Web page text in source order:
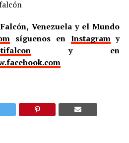
Venezuela y el Mundo
síguenos en Instagramy
y en